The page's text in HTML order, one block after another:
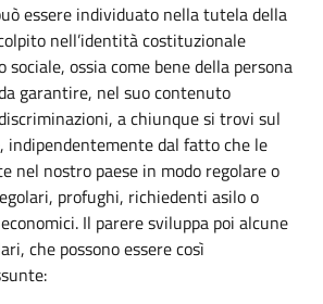
essere individuato nella tutela della
nell’identità costituzionale
ossia come bene della persona
garantire, nel suo contenuto
a chiunque si trovi sul
dal fatto che le
nel nostro paese in modo regolare o
profughi, richiedenti asilo o
Il parere sviluppa poi alcune
che possono essere così